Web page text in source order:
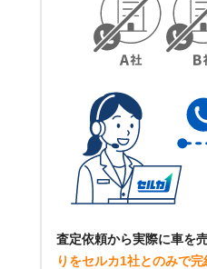
査定依頼から実際に車を売
りをセルカ1社とのみで